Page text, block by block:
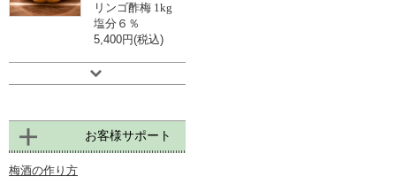
リンゴ酢梅 1kg
塩分６％
5,400円(税込)
お客様サポート
梅酒の作り方